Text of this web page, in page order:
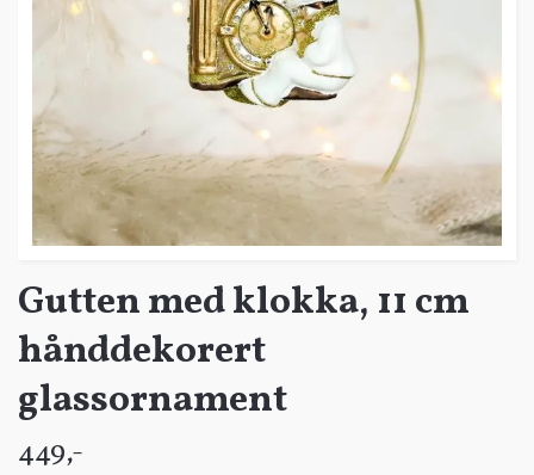
Gutten med klokka, 11 cm
hånddekorert
glassornament
449,-